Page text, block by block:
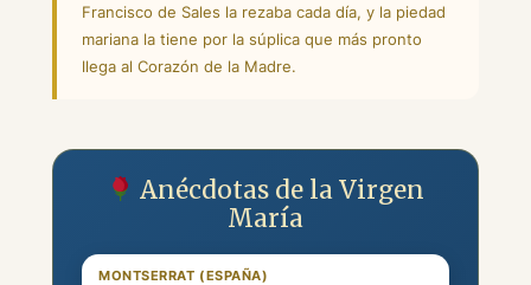
Francisco de Sales la rezaba cada día, y la piedad
mariana la tiene por la súplica que más pronto
llega al Corazón de la Madre.
Anécdotas de la Virgen
María
MONTSERRAT (ESPAÑA)